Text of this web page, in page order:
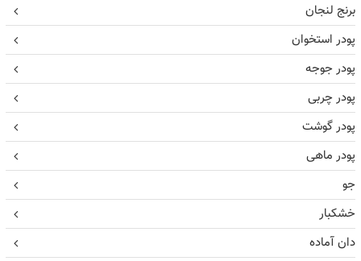
برنج لنجان
پودر استخوان
پودر جوجه
پودر چربی
پودر گوشت
پودر ماهی
جو
خشکبار
دان آماده